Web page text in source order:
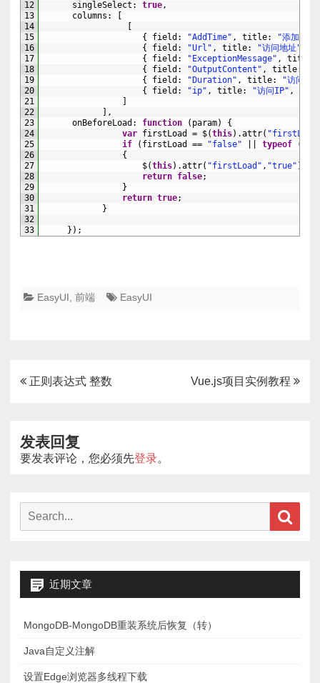
12
13
14
15
16
17
18
19
20
21
22
23
24
25
26
27
28
29
30
31
32
33
singleSelect : true,
columns :
{
field : "AddTime" , title:
"添加时间
{
field : "Url" , title: "访问地址"
{
field : "ExceptionMessage" , title
{
field : "OutputContent" , title:
{
field : "Duration" , title:
"访问耗
{
field : "ip" , title: "访问IP" ,
,
onBeforeLoad : function ( param)
{
var firstLoad = $(this) .attr(
if
( firstLoad == "false" typeof (
{
$(this) .attr( "firstLoad" , "true" )
return false;
}
return true;
}
} ) ;
EasyUI 前端 EasyUI
文
航
正则表达式 整数 Vue.js项目实例教程
发表回复
要发表评论，您必须先登录。
Search
近期文章
MongoDB-MongoDB重装系统后恢复（转）
Java自定义注解
设置Edge浏览器多线程下载